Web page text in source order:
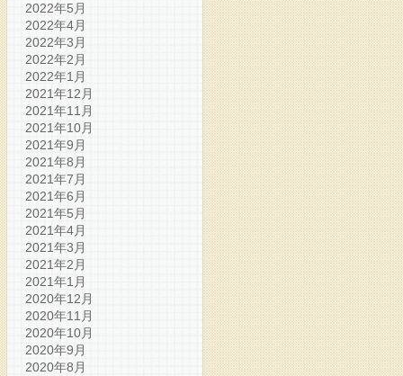
2022年5月
2022年4月
2022年3月
2022年2月
2022年1月
2021年12月
2021年11月
2021年10月
2021年9月
2021年8月
2021年7月
2021年6月
2021年5月
2021年4月
2021年3月
2021年2月
2021年1月
2020年12月
2020年11月
2020年10月
2020年9月
2020年8月